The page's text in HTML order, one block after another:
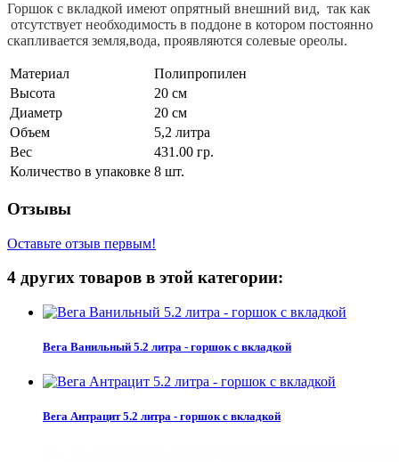
Горшок с вкладкой имеют опрятный внешний вид, так как
отсутствует необходимость в поддоне в котором постоянно
скапливается земля,вода, проявляются солевые ореолы.
Материал
Полипропилен
Высота
20 см
Диаметр
20 см
Объем
5,2 литра
Вес
431.00 гр.
Количество в упаковке 8 шт.
Отзывы
Оставьте отзыв первым!
4 других товаров в этой категории:
Вега Ванильный 5.2 литра - горшок с вкладкой
Вега Антрацит 5.2 литра - горшок с вкладкой